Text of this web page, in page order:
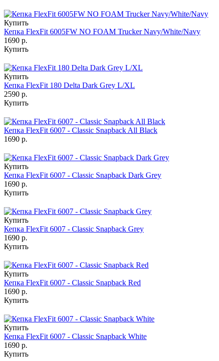
Купить
Кепка FlexFit 6005FW NO FOAM Trucker Navy/White/Navy
1690 р.
Купить
Купить
Кепка FlexFit 180 Delta Dark Grey L/XL
2590 р.
Купить
Кепка FlexFit 6007 - Classic Snapback All Black
1690 р.
Купить
Кепка FlexFit 6007 - Classic Snapback Dark Grey
1690 р.
Купить
Купить
Кепка FlexFit 6007 - Classic Snapback Grey
1690 р.
Купить
Купить
Кепка FlexFit 6007 - Classic Snapback Red
1690 р.
Купить
Купить
Кепка FlexFit 6007 - Classic Snapback White
1690 р.
Купить